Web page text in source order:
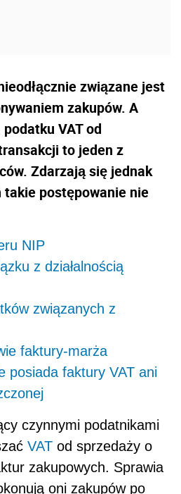
związane jest
zakupów. A
VAT od
to jeden z
Zdarzają się jednak
takie postępowanie nie
NIP
z działalnością
związanych z
faktury-marża
posiada faktury VAT ani
czynnymi podatnikami
VAT od sprzedaży o
zakupowych. Sprawia
oni zakupów po